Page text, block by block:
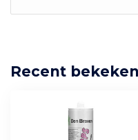
Recent bekeken